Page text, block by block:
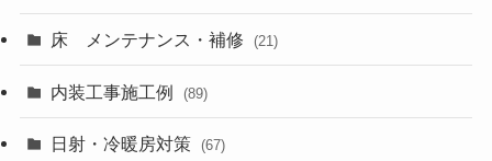
床 メンテナンス・補修 (21)
内装工事施工例 (89)
日射・冷暖房対策 (67)